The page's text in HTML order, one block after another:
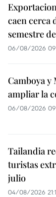
caen cerca
semestre
06/08/2026
Camboya y
ampliar la
06/08/2026
Tailandia
turistas
julio
04/08/2026